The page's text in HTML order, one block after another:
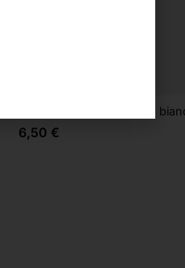
Argilla autoindurente Vira
6,50 €